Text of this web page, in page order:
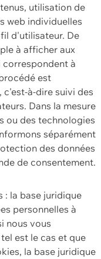
utilisation de
web individuelles
d'utilisateur. De
à afficher aux
correspondent à
est
à-dire suivi des
Dans la mesure
ou des technologies
séparément
des données
de consentement.
: la base juridique
personnelles à
nous vous
est le cas et que
la base juridique